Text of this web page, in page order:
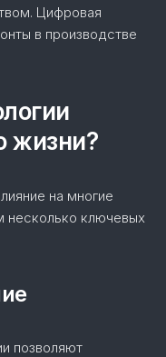
Цифровая
в производстве
жизни?
на многие
несколько ключевых
позволяют